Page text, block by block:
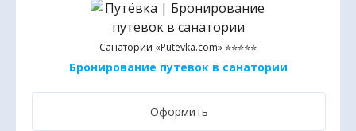
Санатории «Putevka.com» ⭐⭐⭐⭐⭐
Бронирование путевок в санатории
Оформить